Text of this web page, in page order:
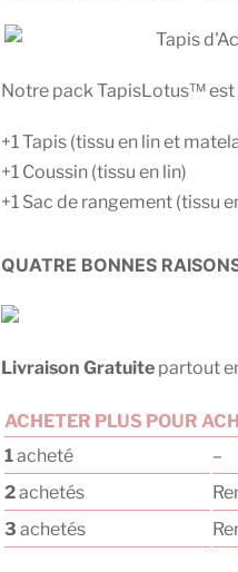
Notre pack TapisLotus™
+1 Tapis (tissu en lin et
+1 Coussin (tissu en lin)
+1 Sac de rangement (tissu
QUATRE BONNES
Livraison Gratuite partout
ACHETER PLUS POUR
1acheté
–
2achetés
3 achetés